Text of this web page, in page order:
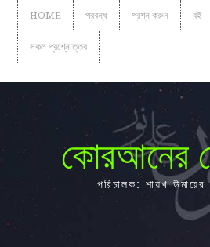
HOME প্রবন্ধ প্রশ্ন করুন বই
সকল প্রশ্নোত্তর
কোরআনের
পরিচালক: শায়খ উমায়ের